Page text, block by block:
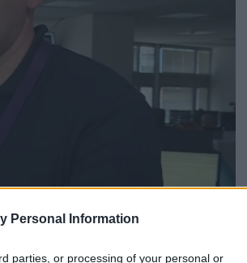
Personal Information
parties, or processing of your personal or